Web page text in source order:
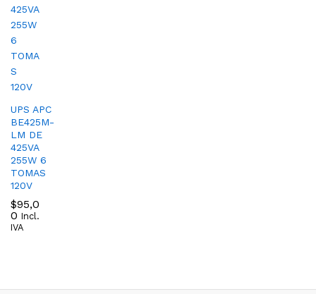
UPS APC
BE425M-
LM DE
425VA
255W 6
TOMAS
120V
$95,0
0 Incl.
IVA